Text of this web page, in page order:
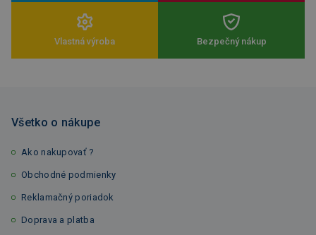
Vlastná výroba Bezpečný nákup
Všetko o nákupe
Ako nakupovať ?
Obchodné podmienky
Reklamačný poriadok
Doprava a platba